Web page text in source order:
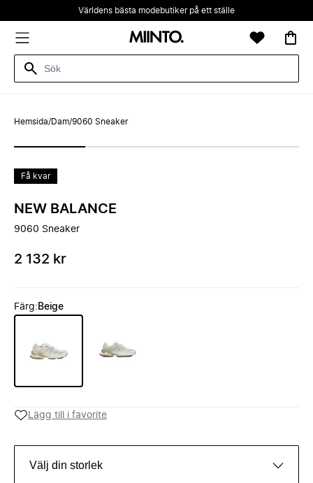
Världens bästa modebutiker på ett ställe
Hemsida/Dam/9060 Sneaker
Få kvar
NEW BALANCE
9060 Sneaker
2 132 kr
Färg: Beige
Lägg till i favorite
Välj din storlek